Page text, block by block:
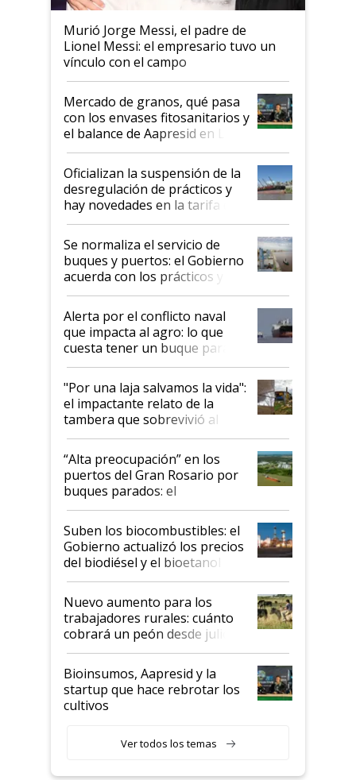
Murió Jorge Messi, el padre de
Lionel Messi: el empresario tuvo un
vínculo con el campo
Mercado de granos, qué pasa
con los envases fitosanitarios y
el balance de Aapresid en La
Posta
Oficializan la suspensión de la
desregulación de prácticos y
hay novedades en la tarifa de
la hidrovía
Se normaliza el servicio de
buques y puertos: el Gobierno
acuerda con los prácticos y
suspende el decreto de
desregulación
Alerta por el conflicto naval
que impacta al agro: lo que
cuesta tener un buque parado
y el peligro de que Argentina
pase a ser "país sucio"
"Por una laja salvamos la vida":
el impactante relato de la
tambera que sobrevivió al
tornado
“Alta preocupación” en los
puertos del Gran Rosario por
buques parados: el
funcionamiento de las
exportadoras en tensión tras
la medida de fuerza de los
prácticos
Suben los biocombustibles: el
Gobierno actualizó los precios
del biodiésel y el bioetanol
Nuevo aumento para los
trabajadores rurales: cuánto
cobrará un peón desde julio
Bioinsumos, Aapresid y la
startup que hace rebrotar los
cultivos
Ver todos los temas